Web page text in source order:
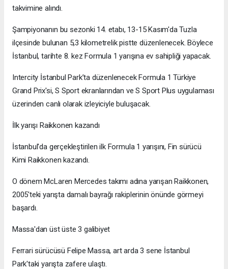
takvimine alındı.
Şampiyonanın bu sezonki 14. etabı, 13-15 Kasım'da Tuzla
ilçesinde bulunan 5,3 kilometrelik pistte düzenlenecek. Böylece
İstanbul, tarihte 8. kez Formula 1 yarışına ev sahipliği yapacak.
Intercity İstanbul Park’ta düzenlenecek Formula 1 Türkiye
Grand Prix'si, S Sport ekranlarından ve S Sport Plus uygulaması
üzerinden canlı olarak izleyiciyle buluşacak.
İlk yarışı Raikkonen kazandı
İstanbul'da gerçekleştirilen ilk Formula 1 yarışını, Fin sürücü
Kimi Raikkonen kazandı.
O dönem McLaren Mercedes takımı adına yarışan Raikkonen,
2005'teki yarışta damalı bayrağı rakiplerinin önünde görmeyi
başardı.
Massa'dan üst üste 3 galibiyet
Ferrari sürücüsü Felipe Massa, art arda 3 sene İstanbul
Park'taki yarışta zafere ulaştı.